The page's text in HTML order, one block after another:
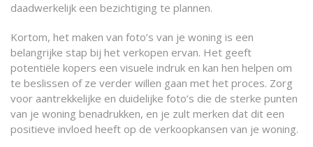
daadwerkelijk een bezichtiging te plannen.
Kortom, het maken van foto’s van je woning is een
belangrijke stap bij het verkopen ervan. Het geeft
potentiële kopers een visuele indruk en kan hen helpen om
te beslissen of ze verder willen gaan met het proces. Zorg
voor aantrekkelijke en duidelijke foto’s die de sterke punten
van je woning benadrukken, en je zult merken dat dit een
positieve invloed heeft op de verkoopkansen van je woning.